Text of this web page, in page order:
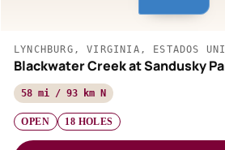
LYNCHBURG, VIRGINIA, ESTADOS
Blackwater Creek at Sandusky
58 mi / 93 km N
OPEN 18 HOLES